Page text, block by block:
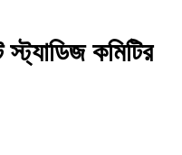
কমিটির